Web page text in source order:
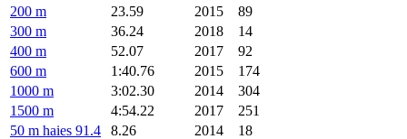
200 m
23.59 2015
89
300 m
36.24 2018
14
400 m
52.07 2017
92
600 m
1:40.76 2015
174
1000 m
3:02.30 2014
304
1500 m
4:54.22 2017
251
50 m haies 91.4
8.26 2014
18